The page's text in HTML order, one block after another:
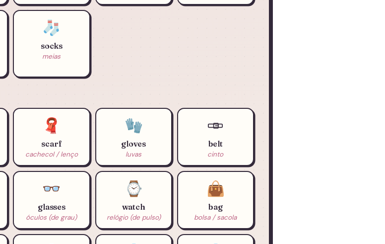
🧦
socks
meias
🧣
scarf
cachecol / lenço
🧤
gloves
luvas
belt
cinto
👓
glasses
óculos (de grau)
⌚
watch
relógio (de pulso)
👜
bag
bolsa / sacola